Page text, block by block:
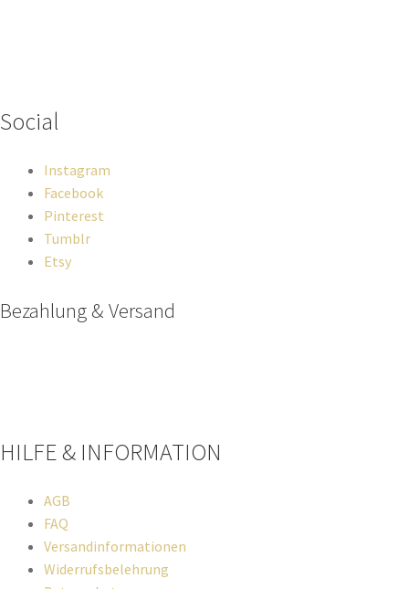
Social
Instagram
Facebook
Pinterest
Tumblr
Etsy
Bezahlung & Versand
HILFE & INFORMATION​
AGB
FAQ
Versandinformationen
Widerrufsbelehrung